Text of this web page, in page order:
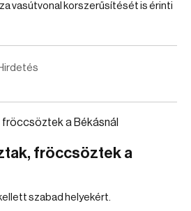
vasútvonal korszerűsítését is érinti
fröccsöztek a
szabad helyekért.